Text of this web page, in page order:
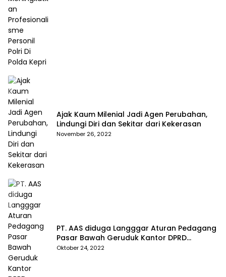
Ajak Kaum Milenial Jadi Agen Perubahan,
Lindungi Diri dan Sekitar dari Kekerasan
November 26, 2022
PT. AAS diduga Langggar Aturan Pedagang
Pasar Bawah Geruduk Kantor DPRD
Pekanbaru
Oktober 24, 2022